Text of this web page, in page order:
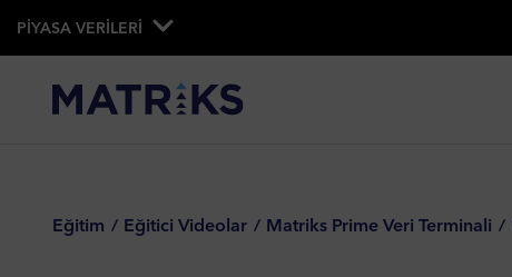
PİYASA VERİLERİ
Eğitim Eğitici Videolar Matriks Prime Veri Terminali